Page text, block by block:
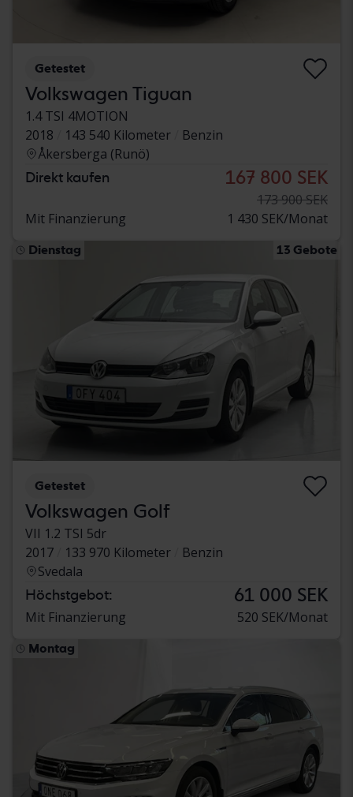
Getestet
Volkswagen Tiguan
1.4 TSI 4MOTION
2018
143 540 Kilometer
Benzin
Åkersberga (Runö)
Direkt kaufen 167 800 SEK
173 900 SEK
Mit Finanzierung
1 430 SEK/Monat
Dienstag 13 Gebote
Getestet
Volkswagen Golf
VII 1.2 TSI 5dr
2017
133 970 Kilometer
Benzin
Svedala
Höchstgebot: 61 000 SEK
Mit Finanzierung 520 SEK/Monat
Montag